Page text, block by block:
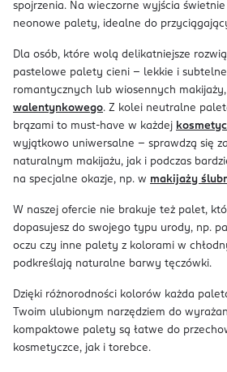
spojrzenia. Na wieczorne wyjścia
neonowe palety, idealne do
Dla osób, które wolą delikatniejsze
pastelowe palety cieni – lekkie i
romantycznych lub wiosennych
walentynkowego. Z kolei neutralne
brązami to must-have w każdej
wyjątkowo uniwersalne – sprawdzą się
naturalnym makijażu, jak i podczas
na specjalne okazje, np. w makijaży
W naszej ofercie nie brakuje też palet,
dopasujesz do swojego typu urody, np.
oczu czy inne palety z kolorami w
podkreślają naturalne barwy tęczówki.
Dzięki różnorodności kolorów każda
Twoim ulubionym narzędziem do
kompaktowe palety są łatwe do
kosmetyczce, jak i torebce.